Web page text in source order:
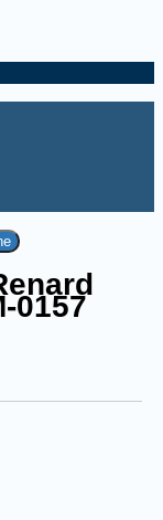
0157